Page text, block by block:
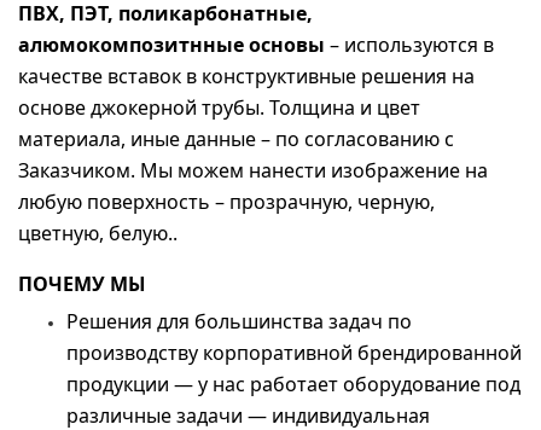
ПВХ, ПЭТ, поликарбонатные,
алюмокомпозитнные основы – используются в
качестве вставок в конструктивные решения на
основе джокерной трубы. Толщина и цвет
материала, иные данные – по согласованию с
Заказчиком. Мы можем нанести изображение на
любую поверхность – прозрачную, черную,
цветную, белую..
ПОЧЕМУ МЫ
Решения для большинства задач по
производству корпоративной брендированной
продукции — у нас работает оборудование под
различные задачи — индивидуальная